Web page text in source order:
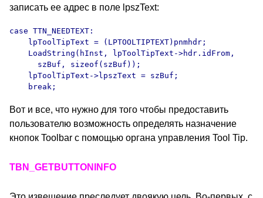
записать ее адрес в поле lpszText:
case TTN_NEEDTEXT:
    lpToolTipText = (LPTOOLTIPTEXT)pnmhdr;
    LoadString(hInst, lpToolTipText->hdr.idFrom,
      szBuf, sizeof(szBuf));
    lpToolTipText->lpszText = szBuf;
Вот и все, что нужно для того чтобы предоставить
пользователю возможность определять назначение
кнопок Toolbar с помощью органа управления Tool Tip.
TBN_GETBUTTONINFO